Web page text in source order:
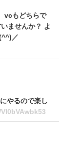
vcもどちらで
ませんか？ よ
／
やるので楽し